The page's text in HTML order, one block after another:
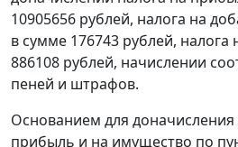
10905656 рублей, налога на
в сумме 176743 рублей,
886108 рублей, начислении
пеней и штрафов.
Основанием для
прибыль и на имущество по